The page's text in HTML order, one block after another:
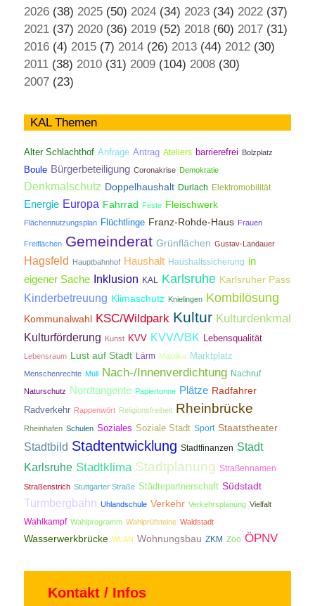
2026 (38) 2025 (50) 2024 (34) 2023 (34) 2022 (37)
2021 (37) 2020 (36) 2019 (52) 2018 (60) 2017 (31)
2016 (4) 2015 (7) 2014 (26) 2013 (44) 2012 (30)
2011 (38) 2010 (31) 2009 (104) 2008 (30)
2007 (23)
KAL Themen
Alter Schlachthof Anfrage Antrag Ateliers barrierefrei Bolzplatz
Boule Bürgerbeteiligung Coronakrise Demokratie
Denkmalschutz Doppelhaushalt Durlach Elektromobilität
Energie Europa Fahrrad Feste Fleischwerk
Flächennutzungsplan Flüchtlinge Franz-Rohde-Haus Frauen
Freiflächen Gemeinderat Grünflächen Gustav-Landauer
Hagsfeld Hauptbahnhof Haushalt Haushaltssicherung in
eigener Sache
Inklusion KAL Karlsruhe Karlsruher Pass
Kinderbetreuung Klimaschutz Knielingen Kombilösung
Kommunalwahl KSC/Wildpark Kultur Kulturdenkmal
Kulturförderung Kunst KVV KVV/VBK Lebensqualität
Lebensraum Lust auf Stadt Lärm Majolika Marktplatz
Menschenrechte Müll Nach-/Innenverdichtung Nachruf
Naturschutz Nordtangente Papiertonne Plätze Radfahrer
Radverkehr Rappenwört Religionsfreiheit Rheinbrücke
Rheinhafen Schulen Soziales Soziale Stadt Sport Staatstheater
Stadtbild Stadtentwicklung Stadtfinanzen Stadt
Karlsruhe Stadtklima Stadtplanung Straßennamen
Straßenstrich Stuttgarter Straße Städtepartnerschaft Südstadt
Turmbergbahn Uhlandschule Verkehr Verkehrsplanung Vielfalt
Wahlkampf Wahlprogramm Wahlprüfsteine Waldstadt
Wasserwerkbrücke WLAN Wohnungsbau ZKM Zoo ÖPNV
Kontakt / Infos